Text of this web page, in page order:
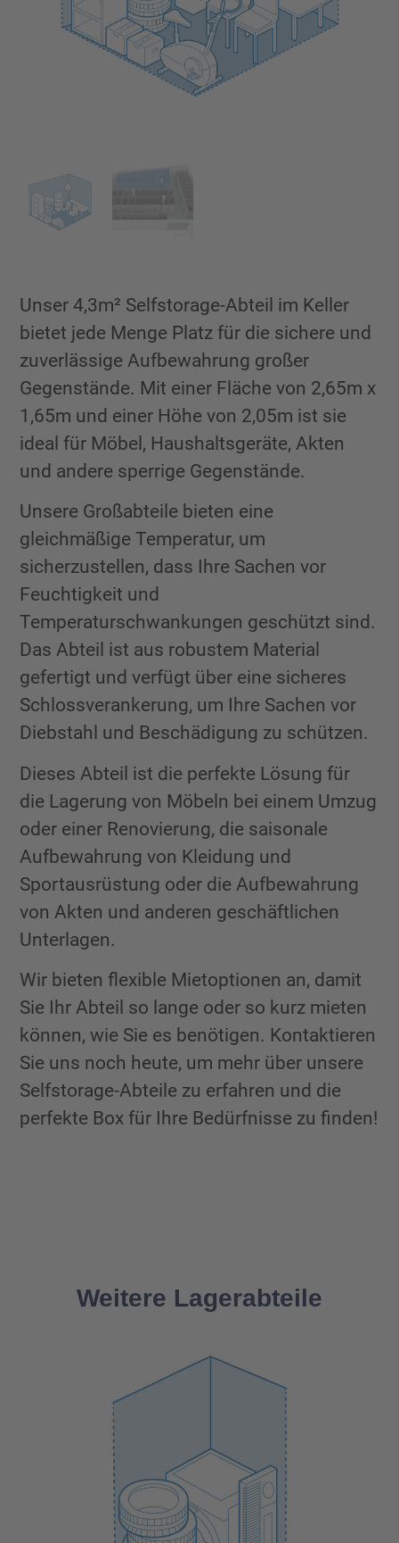
Unser 4,3m² Selfstorage-Abteil im Keller
bietet jede Menge Platz für die sichere und
zuverlässige Aufbewahrung großer
Gegenstände. Mit einer Fläche von 2,65m x
1,65m und einer Höhe von 2,05m ist sie
ideal für Möbel, Haushaltsgeräte, Akten
und andere sperrige Gegenstände.
Unsere Großabteile bieten eine
gleichmäßige Temperatur, um
sicherzustellen, dass Ihre Sachen vor
Feuchtigkeit und
Temperaturschwankungen geschützt sind.
Das Abteil ist aus robustem Material
gefertigt und verfügt über eine sicheres
Schlossverankerung, um Ihre Sachen vor
Diebstahl und Beschädigung zu schützen.
Dieses Abteil ist die perfekte Lösung für
die Lagerung von Möbeln bei einem Umzug
oder einer Renovierung, die saisonale
Aufbewahrung von Kleidung und
Sportausrüstung oder die Aufbewahrung
von Akten und anderen geschäftlichen
Unterlagen.
Wir bieten flexible Mietoptionen an, damit
Sie Ihr Abteil so lange oder so kurz mieten
können, wie Sie es benötigen. Kontaktieren
Sie uns noch heute, um mehr über unsere
Selfstorage-Abteile zu erfahren und die
perfekte Box für Ihre Bedürfnisse zu finden!
Weitere Lagerabteile